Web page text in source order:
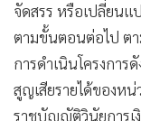
• กองทุนรวม
• Celeb Online
• Factcheck
• ญี่ปุ่น
จัดสรร หรือเปลี่ยนแ
ตามขั้นตอนต่อไป ต
การดำเนินโครงการ
สูญเสียรายได้ของห
ราชบัญญัติวินัยการเ